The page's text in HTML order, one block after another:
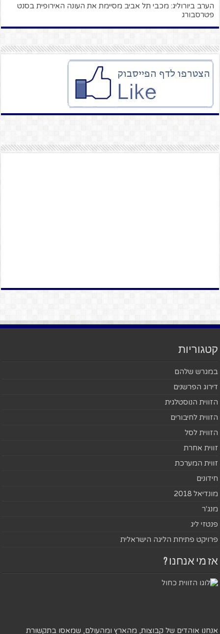
הערב ביורוליג: מכבי תל אביב מסיימת את העונה האירופית בסנט
פטרסבורג
קטגוריות
במגרש שלהם
דירוג הפרשנים
הזווית הנוסטלגית
הזווית לחיבורים
הזווית לסל
זווית אחרת
זווית המערכת
חידונים
מונדיאל 2018
מנג'ר
פנטזי ליג
פרויקט פתיחת הליגה הישראלית
אז מי אנחנו ?
אנחנו אוהדים של קבוצות, מהארץ ומהעולם, שמאסו בתקשורת